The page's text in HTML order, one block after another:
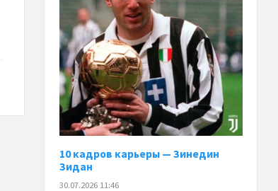
10 кадров карьеры — Зинедин
Зидан
30.07.2026 11:46